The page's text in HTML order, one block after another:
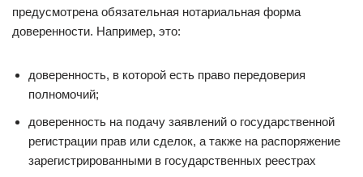
предусмотрена обязательная нотариальная форма
доверенности. Например, это:
доверенность, в которой есть право передоверия
полномочий;
доверенность на подачу заявлений о государственной
регистрации прав или сделок, а также на распоряжение
зарегистрированными в государственных реестрах